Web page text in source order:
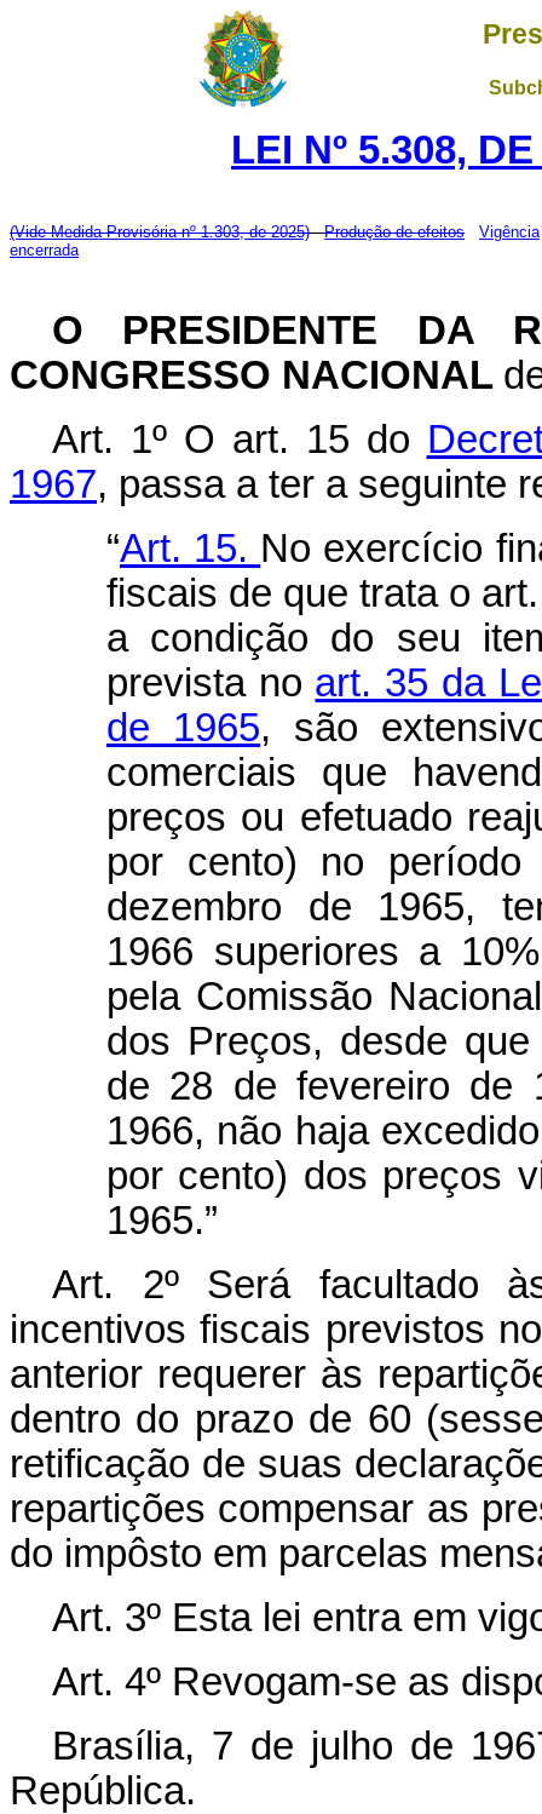
LEI Nº 5.308,
(Vide Medida Provisória nº 1.303, de 2025) Produção de efeitos
Vigência
encerrada
O PRESIDENTE DA
CONGRESSO NACIONAL
Art. 1º O art. 15 do
1967, passa a ter a seguinte
“Art. 15. No exercício
fiscais de que trata o
a condição do seu
prevista no art. 35 da
de 1965, são
comerciais que
preços ou efetuado
por cento) no
dezembro de 1965,
1966 superiores a
pela Comissão
dos Preços, desde
de 28 de fevereiro de
1966, não haja
por cento) dos preços
1965.”
Art. 2º Será facultado
incentivos fiscais previstos
anterior requerer às
dentro do prazo de 60
retificação de suas
repartições compensar as
do impôsto em parcelas
Art. 3º Esta lei entra em
Art. 4º Revogam-se as
Brasília, 7 de julho de
República.